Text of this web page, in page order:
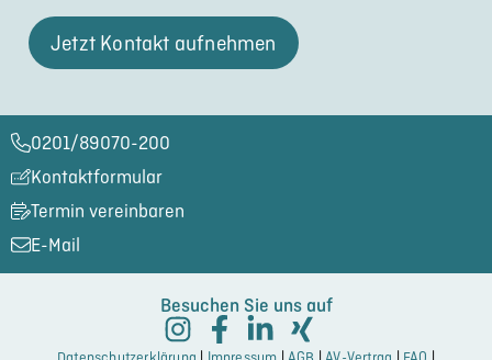
Jetzt Kontakt aufnehmen
0201/89070-200​
Kontaktformular
Termin vereinbaren
E-Mail
Besuchen Sie uns auf